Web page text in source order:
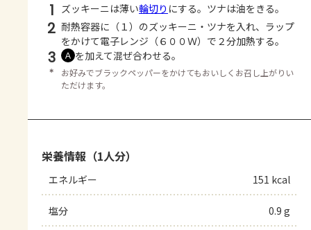
1 ズッキーニは薄い輪切り にする。ツナは油をきる。
2 耐熱容器に（１）のズッキーニ・ツナを入れ、ラップ
をかけて電子レンジ（６００Ｗ）で２分加熱する。
3 Ａ を加えて混ぜ合わせる。
＊
お好みでブラックペッパーをかけてもおいしくお召し上がりい
ただけます。
栄養情報（1人分）
エネルギー 151 kcal
塩分 0.9 g